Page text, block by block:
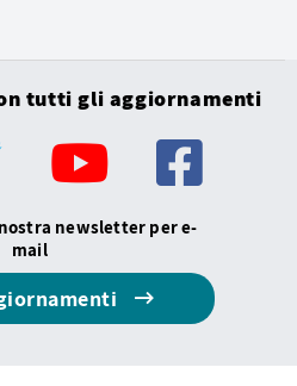
tutti gli aggiornamenti
newsletter per e-
mail